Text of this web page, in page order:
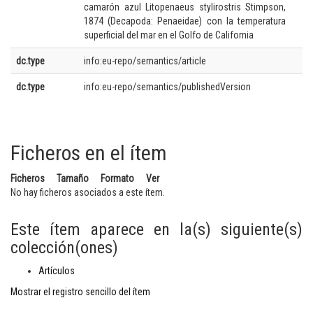
camarón azul Litopenaeus stylirostris Stimpson,
1874 (Decapoda: Penaeidae) con la temperatura
superficial del mar en el Golfo de California
dc.type info:eu-repo/semantics/article
dc.type info:eu-repo/semantics/publishedVersion
Ficheros en el ítem
Ficheros Tamaño Formato
Ver
No hay ficheros asociados a este ítem.
Este ítem aparece en la(s) siguiente(s)
colección(ones)
Artículos
Mostrar el registro sencillo del ítem